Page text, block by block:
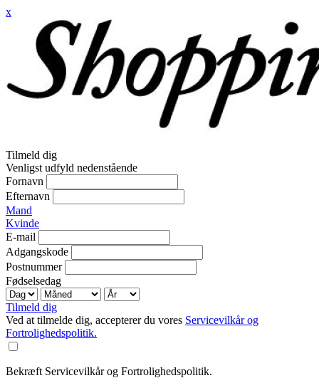
x
Tilmeld dig
Venligst udfyld nedenstående
Fornavn
Efternavn
Mand
Kvinde
E-mail
Adgangskode
Postnummer
Fødselsedag
Tilmeld dig
Ved at tilmelde dig, accepterer du vores Servicevilkår og
Fortrolighedspolitik.
Bekræft Servicevilkår og Fortrolighedspolitik.